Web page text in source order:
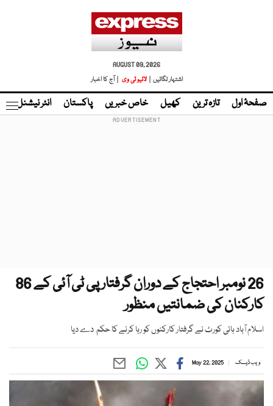
AUGUST 09, 2026
اشتہار لگائیں |
لائیو ٹی وی | آج کا اخبار
صفحۂ اول تازہ ترین کھیل خاص خبریں پاکستان انٹر نیشنل
26 نومبر احتجاج کے دوران گرفتار پی ٹی آئی کے 86
کارکنان کی ضمانتیں منظور
اسلام آباد ہائی کورٹ نے گرفتار کارکنوں کو رہا کرنے کا حکم دے دیا
ویب ڈیسک May 22, 2025